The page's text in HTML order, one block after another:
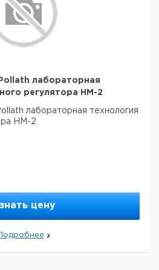
лабораторная
регулятора HM-2
лабораторная технология
HM-2
цену
Подробнее